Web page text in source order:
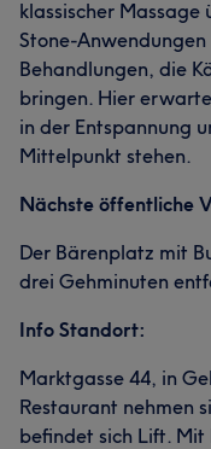
klassischer
Stone-
Behandlungen, die
bringen. Hier
in der Entspannung
Mittelpunkt stehen.
Nächste öffentliche
Der Bärenplatz mit
drei Gehminuten
Info Standort:
Marktgasse 44, in
Restaurant nehmen
befindet sich Lift. Mit